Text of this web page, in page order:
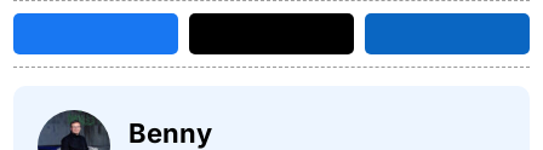
Benny